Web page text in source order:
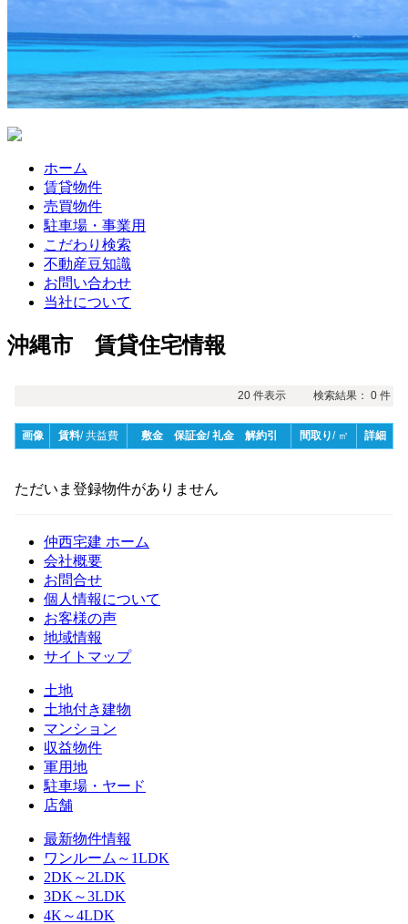
ホーム
賃貸物件
売買物件
駐車場・事業用
こだわり検索
不動産豆知識
お問い合わせ
当社について
沖縄市 賃貸住宅情報
仲西宅建 ホーム
会社概要
お問合せ
個人情報について
お客様の声
地域情報
サイトマップ
土地
土地付き建物
マンション
収益物件
軍用地
駐車場・ヤード
店舗
最新物件情報
ワンルーム～1LDK
2DK～2LDK
3DK～3LDK
4K～4LDK